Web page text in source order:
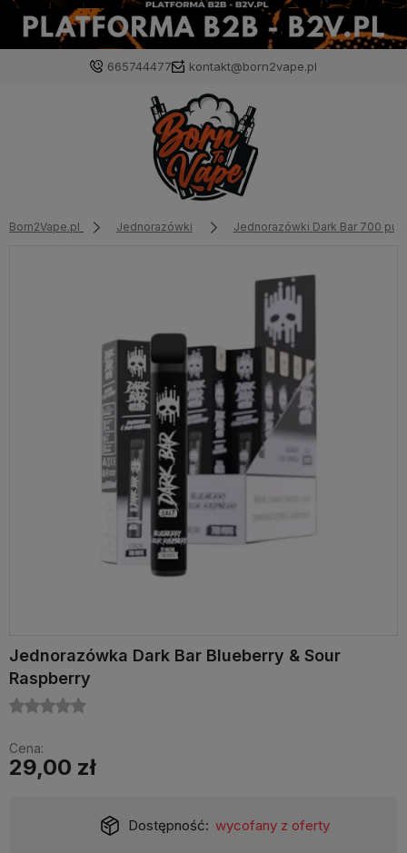
665744477 kontakt@born2vape.pl
Born2Vape.pl Jednorazówki Jednorazówki Dark Bar 700
Jednorazówka Dark Bar Blueberry & Sour
Raspberry
Cena:
29,00 zł
Dostępność: wycofany z oferty